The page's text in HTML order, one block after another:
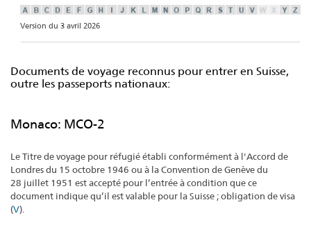
Version du 3 avril 2026
Documents de voyage reconnus pour entrer en Suisse,
outre les passeports nationaux:
Monaco: MCO-2
Le Titre de voyage pour réfugié établi conformément à l'Accord de
Londres du 15 octobre 1946 ou à la Convention de Genève du
28 juillet 1951 est accepté pour l’entrée à condition que ce
document indique qu’il est valable pour la Suisse ; obligation de visa
(V).